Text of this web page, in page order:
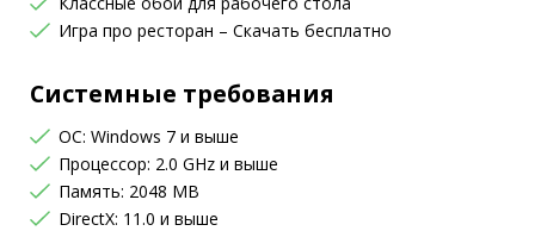
Игра про ресторан – Скачать бесплатно
Системные требования
OC: Windows 7 и выше
Процессор: 2.0 GHz и выше
Память: 2048 MB
DirectX: 11.0 и выше